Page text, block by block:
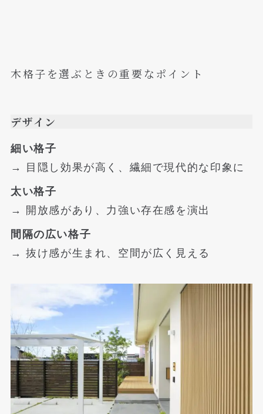
木格子を選ぶときの重要なポイント
デザイン
細い格子
→ 目隠し効果が高く、繊細で現代的な印象に
太い格子
→ 開放感があり、力強い存在感を演出
間隔の広い格子
→ 抜け感が生まれ、空間が広く見える